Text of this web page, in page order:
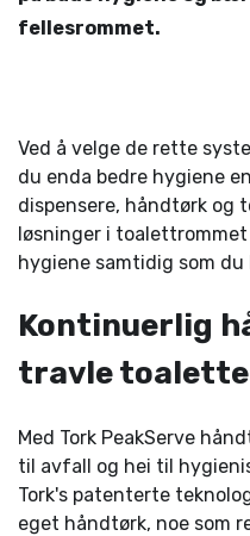
fellesrommet.
Ved å velge de rette
du enda bedre hygiene
dispensere, håndtørk og
løsninger i
hygiene samtidig som
Kontinuerlig
travle
Med Tork PeakServe
til avfall og hei til
Tork's patenterte
eget håndtørk, noe som